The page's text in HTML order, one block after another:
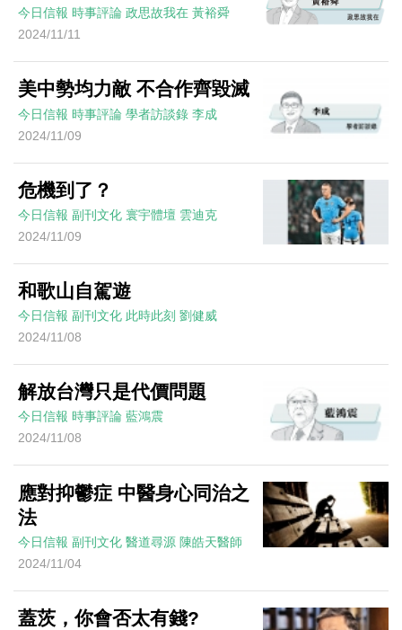
今日信報 時事評論 政思故我在 黃裕舜
2024/11/11
美中勢均力敵 不合作齊毀滅
今日信報 時事評論 學者訪談錄 李成
2024/11/09
危機到了？
今日信報 副刊文化 寰宇體壇 雲迪克
2024/11/09
和歌山自駕遊
今日信報 副刊文化 此時此刻 劉健威
2024/11/08
解放台灣只是代價問題
今日信報 時事評論 藍鴻震
2024/11/08
應對抑鬱症 中醫身心同治之
法
今日信報 副刊文化 醫道尋源 陳皓天醫師
2024/11/04
蓋茨，你會否太有錢?